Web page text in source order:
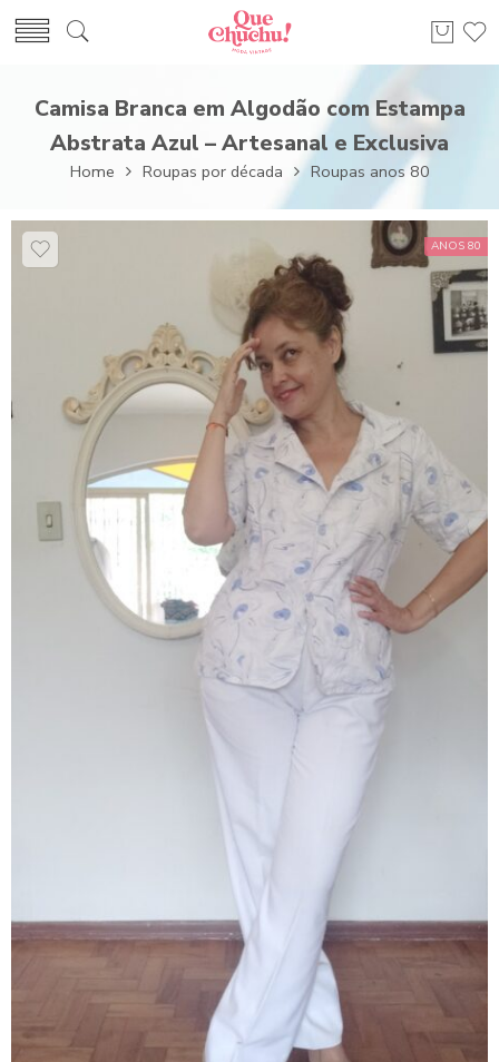
Camisa Branca em Algodão com Estampa
Abstrata Azul – Artesanal e Exclusiva
Home Roupas por década Roupas anos 80
ANOS 80